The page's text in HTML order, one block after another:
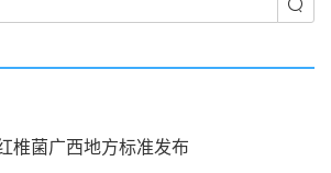
椎菌广西地方标准发布